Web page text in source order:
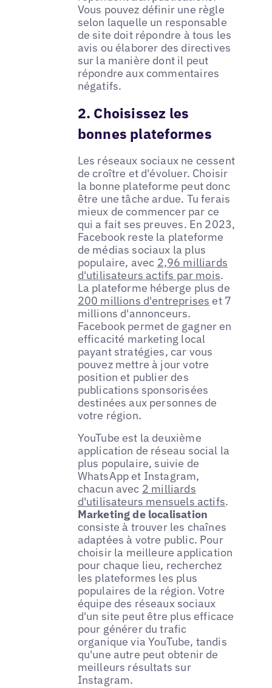
Vous pouvez définir une règle
selon laquelle un responsable
de site doit répondre à tous les
avis ou élaborer des directives
sur la manière dont il peut
répondre aux commentaires
négatifs.
2. Choisissez les
bonnes plateformes
Les réseaux sociaux ne cessent
de croître et d'évoluer. Choisir
la bonne plateforme peut donc
être une tâche ardue. Tu ferais
mieux de commencer par ce
qui a fait ses preuves. En 2023,
Facebook reste la plateforme
de médias sociaux la plus
populaire, avec 2,96 milliards
d'utilisateurs actifs par mois.
La plateforme héberge plus de
200 millions d'entreprises et 7
millions d'annonceurs.
Facebook permet de gagner en
efficacité marketing local
payant stratégies, car vous
pouvez mettre à jour votre
position et publier des
publications sponsorisées
destinées aux personnes de
votre région.
YouTube est la deuxième
application de réseau social la
plus populaire, suivie de
WhatsApp et Instagram,
chacun avec 2 milliards
d'utilisateurs mensuels actifs.
Marketing de localisation
consiste à trouver les chaînes
adaptées à votre public. Pour
choisir la meilleure application
pour chaque lieu, recherchez
les plateformes les plus
populaires de la région. Votre
équipe des réseaux sociaux
d'un site peut être plus efficace
pour générer du trafic
organique via YouTube, tandis
qu'une autre peut obtenir de
meilleurs résultats sur
Instagram.